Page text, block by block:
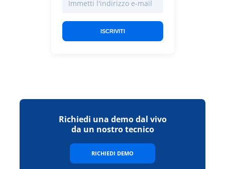
ISCRIVITI
Richiedi una demo dal vivo
da un nostro tecnico
RICHIEDI DEMO